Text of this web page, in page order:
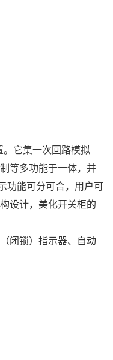
它集一次回路模拟
等多功能于一体， 并
功能可分可合，用户可
设计，美化开关柜的
闭锁）指示器、自动